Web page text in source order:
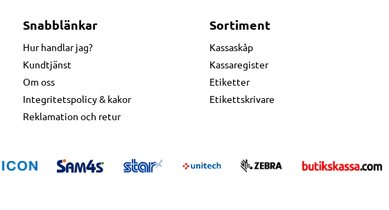
Snabblänkar
Hur handlar jag?
Kundtjänst
Om oss
Integritetspolicy & kakor
Reklamation och retur
Sortiment
Kassaskåp
Kassaregister
Etiketter
Etikettskrivare